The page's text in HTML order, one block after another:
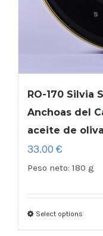
RO-170 Silvia
Anchoas del
aceite de oliva
33.00 €
Peso neto: 180 g
Select options